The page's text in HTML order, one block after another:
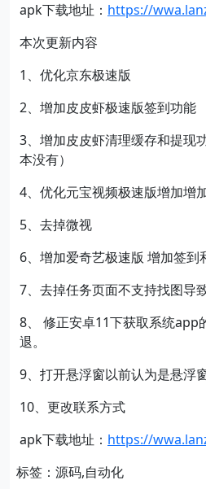
apk下载地址： https://
本次更新内容
1、优化京东极速版
2、增加皮皮虾极速版签到功能
3、增加皮皮虾清理缓存和提现
本没有）
4、优化元宝视频极速版增加增
5、去掉微视
6、增加爱奇艺极速版 增加签到
7、去掉任务页面不支持找图导
8、 修正安卓11下获取系统app
退。
9、打开悬浮窗以前认为是悬浮
10、更改联系方式
apk下载地址： https://
标签：源码,自动化